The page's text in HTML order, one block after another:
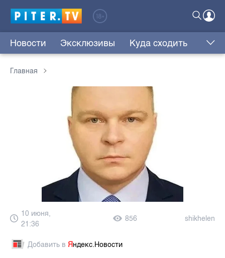
Новости Эксклюзивы Куда сходить
Главная
10 июня,
21:36
856 shikhelen
Добавить в Яндекс.Новости